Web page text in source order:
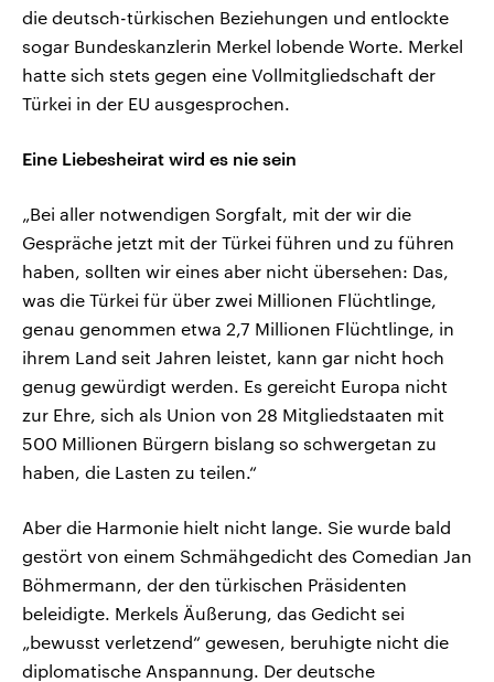
die deutsch-türkischen Beziehungen und entlockte
sogar Bundeskanzlerin Merkel lobende Worte. Merkel
hatte sich stets gegen eine Vollmitgliedschaft der
Türkei in der EU ausgesprochen.
Eine Liebesheirat wird es nie sein
„Bei aller notwendigen Sorgfalt, mit der wir die
Gespräche jetzt mit der Türkei führen und zu führen
haben, sollten wir eines aber nicht übersehen: Das,
was die Türkei für über zwei Millionen Flüchtlinge,
genau genommen etwa 2,7 Millionen Flüchtlinge, in
ihrem Land seit Jahren leistet, kann gar nicht hoch
genug gewürdigt werden. Es gereicht Europa nicht
zur Ehre, sich als Union von 28 Mitgliedstaaten mit
500 Millionen Bürgern bislang so schwergetan zu
haben, die Lasten zu teilen.“
Aber die Harmonie hielt nicht lange. Sie wurde bald
gestört von einem Schmähgedicht des Comedian Jan
Böhmermann, der den türkischen Präsidenten
beleidigte. Merkels Äußerung, das Gedicht sei
„bewusst verletzend“ gewesen, beruhigte nicht die
diplomatische Anspannung. Der deutsche